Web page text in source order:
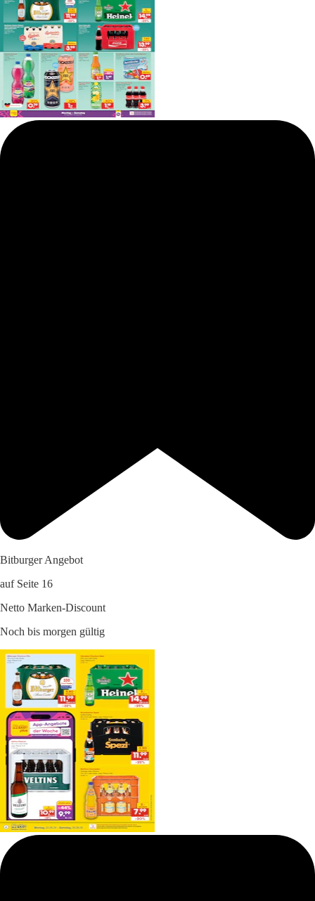
Bitburger Angebot
auf Seite 16
Netto Marken-Discount
Noch bis morgen gültig